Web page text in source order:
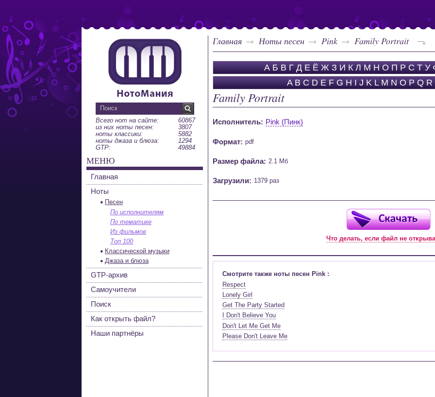
Главная Ноты песен Pink Family Portrait
А Б В Г Д Е Ё Ж З И К Л М Н О П Р С Т У
A B C D E F G H I J K L M N O P Q R
Family Portrait
Исполнитель: Pink (Пинк)
Формат: pdf
Размер файла: 2.1 Мб
Загрузили: 1379 раз
Что делать, если файл не
Смотрите также ноты песен Pink :
Respect
Lonely Girl
Get The Party Started
I Don't Believe You
Don't Let Me Get Me
Please Don't Leave Me
Всего нот на сайте:
60867
из них ноты песен:
3807
ноты классики:
5882
ноты джаза и блюза:
1294
GTP:
49884
МЕНЮ
Главная
Ноты
Песен
По исполнителям
По тематике
Из фильмов
Топ 100
Классической музыки
Джаза и блюза
GTP-архив
Самоучители
Поиск
Как открыть файл?
Наши партнёры